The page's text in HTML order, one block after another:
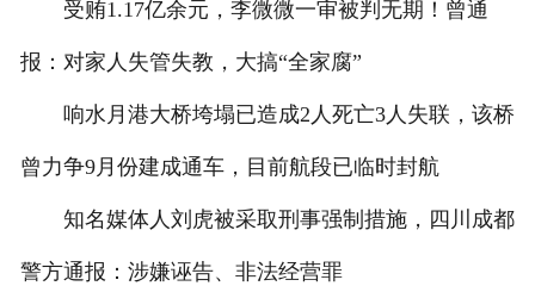
受贿1.17亿余元，李微微一审被判无期！曾通
报：对家人失管失教，大搞“全家腐”
响水月港大桥垮塌已造成2人死亡3人失联，该桥
曾力争9月份建成通车，目前航段已临时封航
知名媒体人刘虎被采取刑事强制措施，四川成都
警方通报：涉嫌诬告、非法经营罪